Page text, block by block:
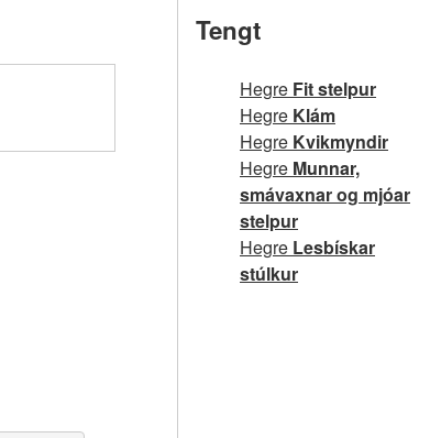
Tengt
Hegre Fit stelpur
Hegre Klám
Hegre Kvikmyndir
Hegre Munnar,
smávaxnar og mjóar
stelpur
Hegre Lesbískar
stúlkur